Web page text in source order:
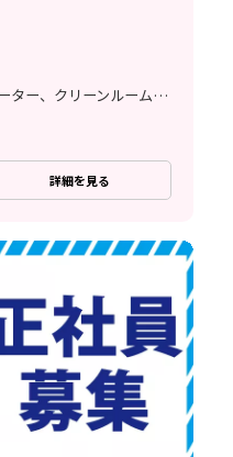
検査、加工、マシンオペレーター、クリーンルーム、その他
詳細を見る